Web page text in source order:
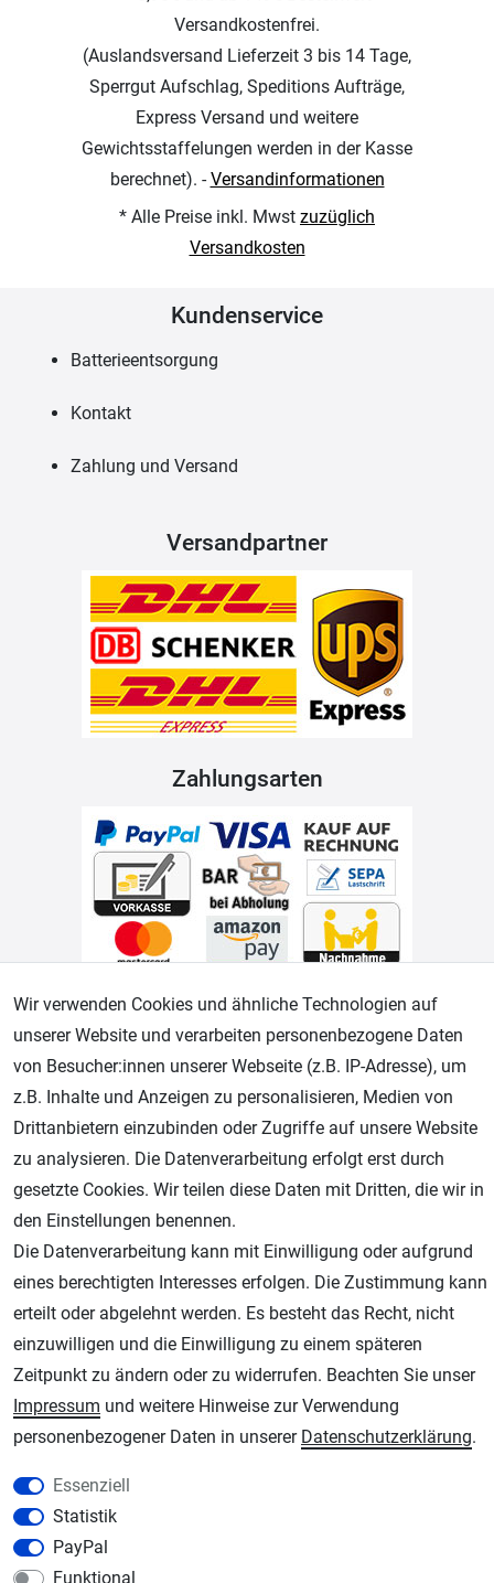
Versandkostenfrei.
(Auslandsversand Lieferzeit 3 bis 14 Tage,
Sperrgut Aufschlag, Speditions Aufträge,
Express Versand und weitere
Gewichtsstaffelungen werden in der Kasse
berechnet). -Versandinformationen
* Alle Preise inkl. Mwst zuzüglich
Versandkosten
Kundenservice
Batterieentsorgung
Kontakt
Zahlung und Versand
Versandpartner
Zahlungsarten
Geprüfter Shop
AGB Widerrufsrecht Datenschutz Impressum
Unsere weiteren Shops:
Schmincke-City.de
Schmincke Künstlerfarben das Gesamtsortiment
Plotter-City.com
Modellbau-City.com
Military + Tabletop Plastikmodelle und Modellbau Farben - Bringen Sie Farbe ins
Spiel.
Wir verwenden Cookies und ähnliche Technologien auf
unserer Website und verarbeiten personenbezogene Daten
von Besucher:innen unserer Webseite (z.B. IP-Adresse), um
z.B. Inhalte und Anzeigen zu personalisieren, Medien von
Drittanbietern einzubinden oder Zugriffe auf unsere Website
zu analysieren. Die Datenverarbeitung erfolgt erst durch
gesetzte Cookies. Wir teilen diese Daten mit Dritten, die wir in
den Einstellungen benennen.
Die Datenverarbeitung kann mit Einwilligung oder aufgrund
eines berechtigten Interesses erfolgen. Die Zustimmung kann
erteilt oder abgelehnt werden. Es besteht das Recht, nicht
einzuwilligen und die Einwilligung zu einem späteren
Zeitpunkt zu ändern oder zu widerrufen. Beachten Sie unser
Impressum und weitere Hinweise zur Verwendung
personenbezogener Daten in unserer Daten­schutz­erklärung.
Essenziell
Statistik
PayPal
Funktional